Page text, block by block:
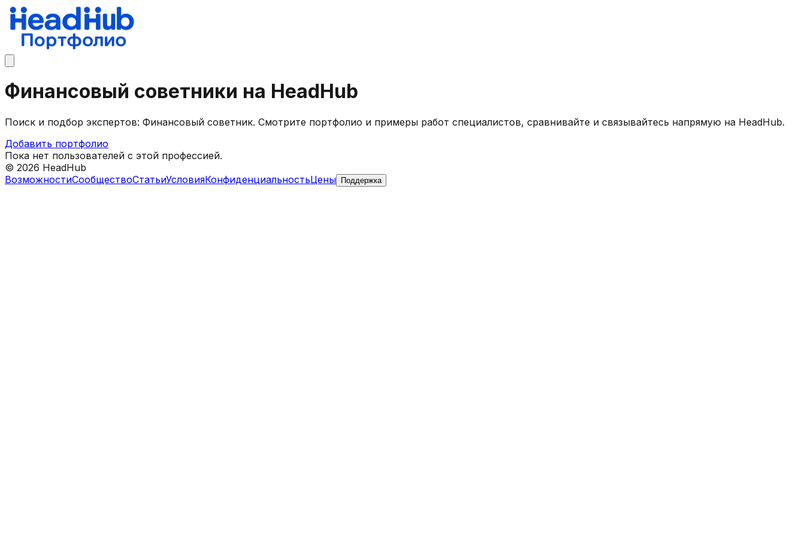
Финансовый советники на HeadHub
Поиск и подбор экспертов: Финансовый советник. Смотрите портфолио и примеры работ специалистов, сравнивайте и связывайтесь напрямую на HeadHub.
Добавить портфолио
Пока нет пользователей с этой профессией.
© 2026 HeadHub
ВозможностиСообществоСтатьиУсловияКонфиденциальностьЦены Поддержка